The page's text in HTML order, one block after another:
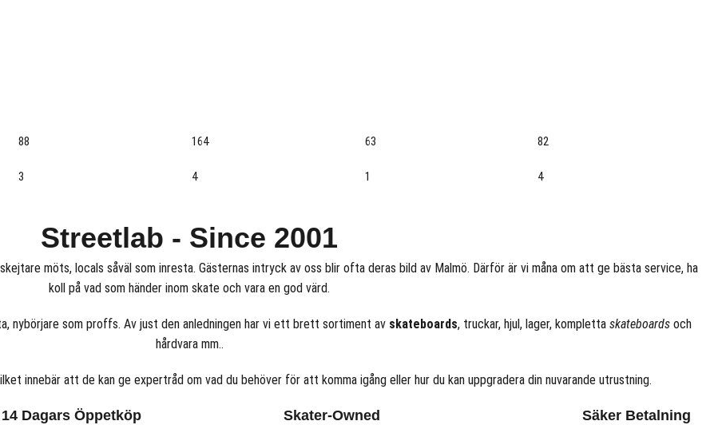
88
3
164
4
63
1
82
4
Streetlab - Since 2001
möts, locals såväl som inresta. Gästernas intryck av oss blir ofta deras bild av Malmö. Därför är vi måna om att ge bästa service, ha
koll på vad som händer inom skate och vara en god värd.
nybörjare som proffs. Av just den anledningen har vi ett brett sortiment av skateboards, truckar, hjul, lager, kompletta skateboards och
hårdvara mm..
innebär att de kan ge expertråd om vad du behöver för att komma igång eller hur du kan uppgradera din nuvarande utrustning.
14 Dagars Öppetköp Skater-Owned Säker Betalning